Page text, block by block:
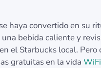
haya convertido en su
bebida caliente y
el Starbucks local. Pero
gratuitas en la vida